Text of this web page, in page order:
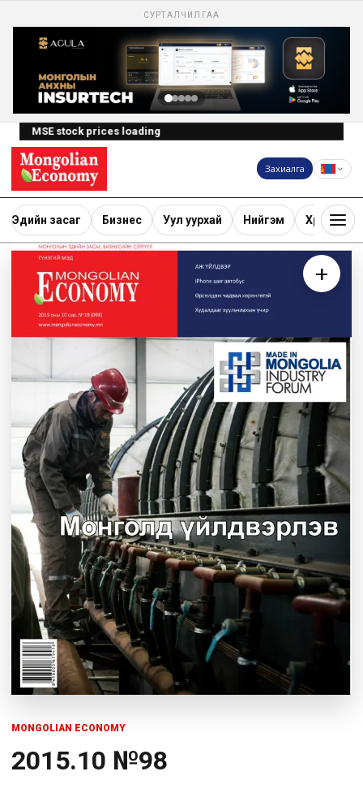
СУРТАЛЧИЛГАА
MSE stock prices loading
Захиалга
Эдийн засаг Бизнес Уул уурхай Нийгэм Хөрөнгө
+
MONGOLIAN ECONOMY
2015.10 №98